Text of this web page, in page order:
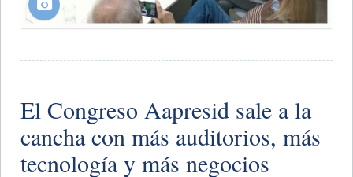
El Congreso Aapresid sale a la
cancha con más auditorios, más
tecnología y más negocios